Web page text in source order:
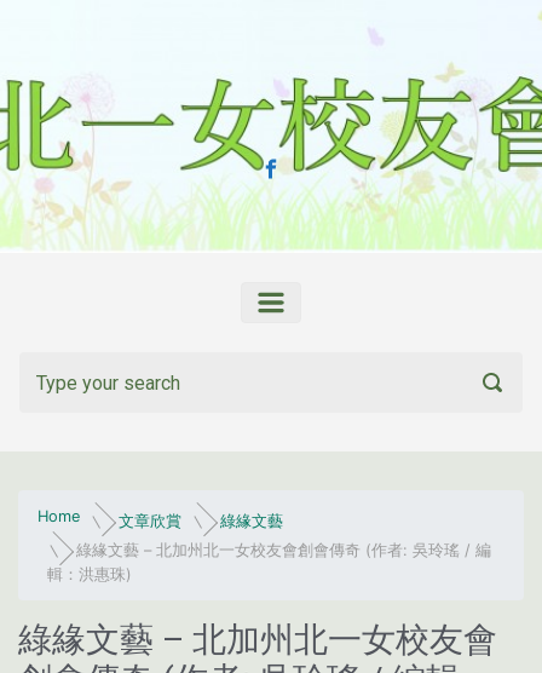
Home 文章欣賞
綠緣文藝
綠緣文藝 – 北加州北一女校友會創會傳奇 (作者: 吳玲瑤 / 編
輯：洪惠珠)
綠緣文藝 – 北加州北一女校友會